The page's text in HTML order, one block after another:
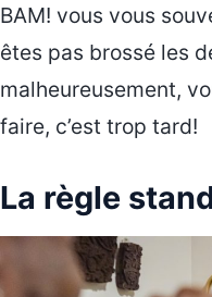
BAM! vous vous
êtes pas brossé les
malheureusement,
faire, c’est trop tard!
La règle